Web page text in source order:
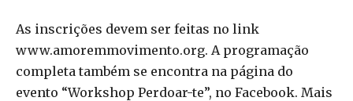
As inscrições devem ser feitas no link
www.amoremmovimento.org. A programação
completa também se encontra na página do
evento “Workshop Perdoar-te”, no Facebook. Mais